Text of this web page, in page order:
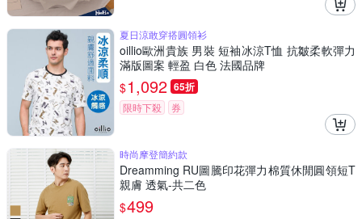
夏日涼敢穿搭圓領衫
oillio歐洲貴族 男裝 短袖冰涼T恤 抗皺柔軟彈力
滿版圖案 輕盈 白色 法國品牌
$1,092 65折
限時下殺 券
時尚摩登簡約款
Dreamming RU圖騰印花彈力棉質休閒圓領短T
親膚 透氣-共二色
$499